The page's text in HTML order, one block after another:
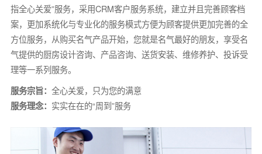
指全心关爱”服务，采用CRM客户服务系统，建立并且完善顾客档
案，更加系统化与专业化的服务模式方便为顾客提供更加完善的全
方位服务，从购买名气产品开始，您就是名气最好的朋友，享受名
气提供的厨房设计咨询、产品咨询、送货安装、维修养护、投诉受
理等一系列服务。
服务宗旨： 全心关爱，只为您的满意
服务理念： 实实在在的“周到”服务